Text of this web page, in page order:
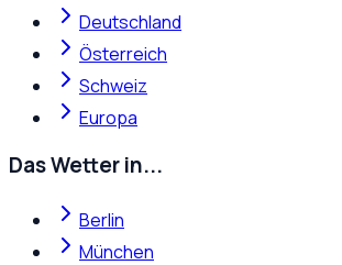
Deutschland
Österreich
Schweiz
Europa
Das Wetter in...
Berlin
München